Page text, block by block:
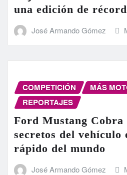
una edición de récord
José Armando Gómez
COMPETICIÓN
MÁS
REPORTAJES
Ford Mustang Cobra
secretos del vehículo
rápido del mundo
José Armando Gómez